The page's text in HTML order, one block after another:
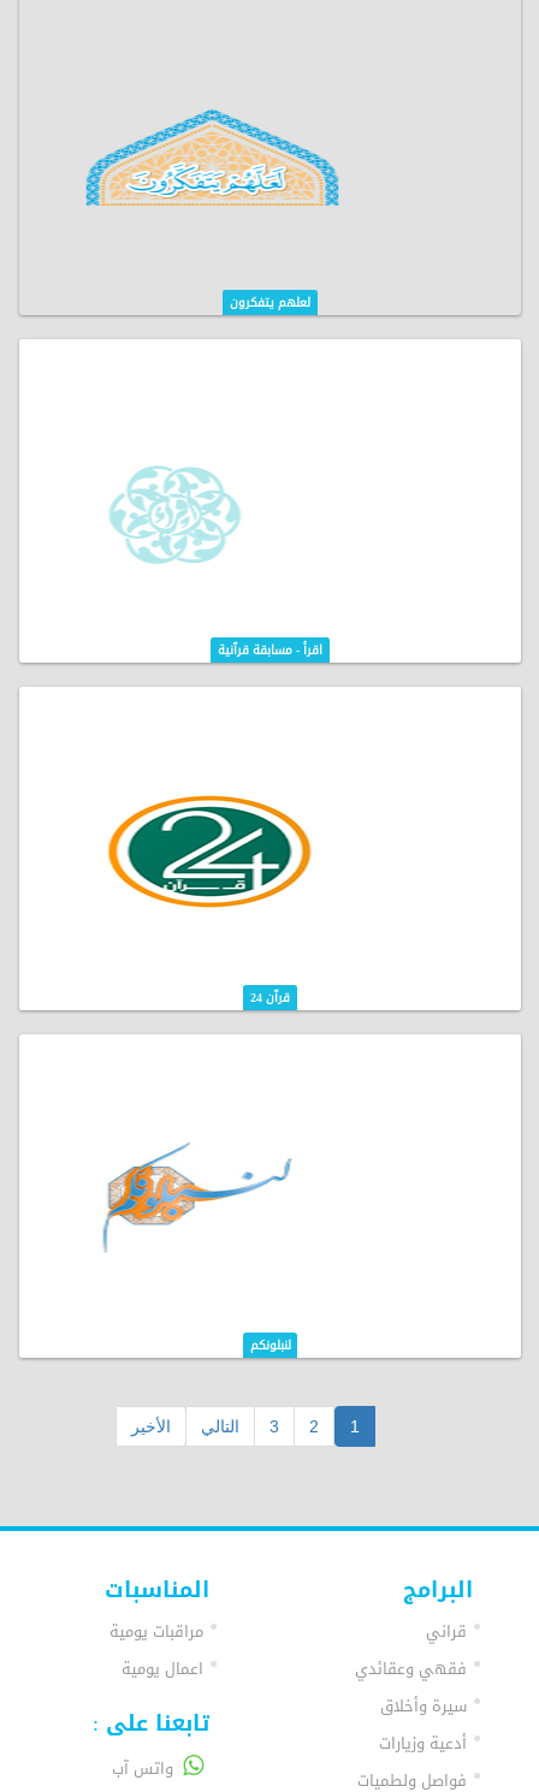
لعلهم يتفكرون
اقرأ - مسابقة قرآنية
قرآن 24
لنبلونكم
1
2
3 التالي الأخير
البرامج
قراني
فقهي وعقائدي
سيرة وأخلاق
أدعية وزيارات
فواصل ولطميات
المناسبات
مراقبات يومية
اعمال يومية
تابعنا على :
واتس آب